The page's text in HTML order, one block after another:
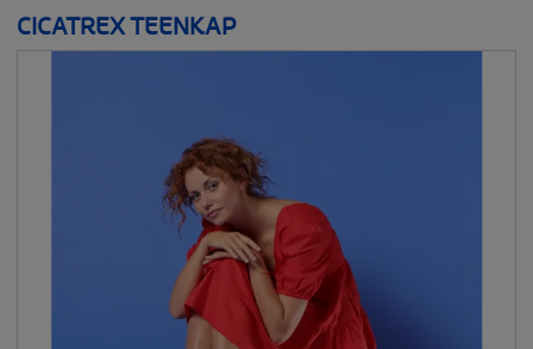
CICATREX TEENKAP